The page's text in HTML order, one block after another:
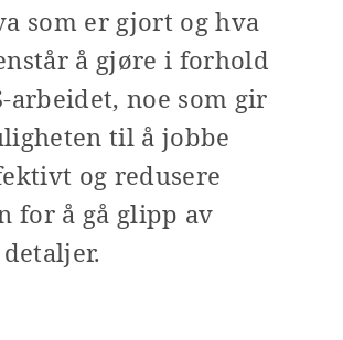
som er gjort og hva
å gjøre i forhold
arbeidet, noe som gir
til å jobbe
og redusere
for å gå glipp av